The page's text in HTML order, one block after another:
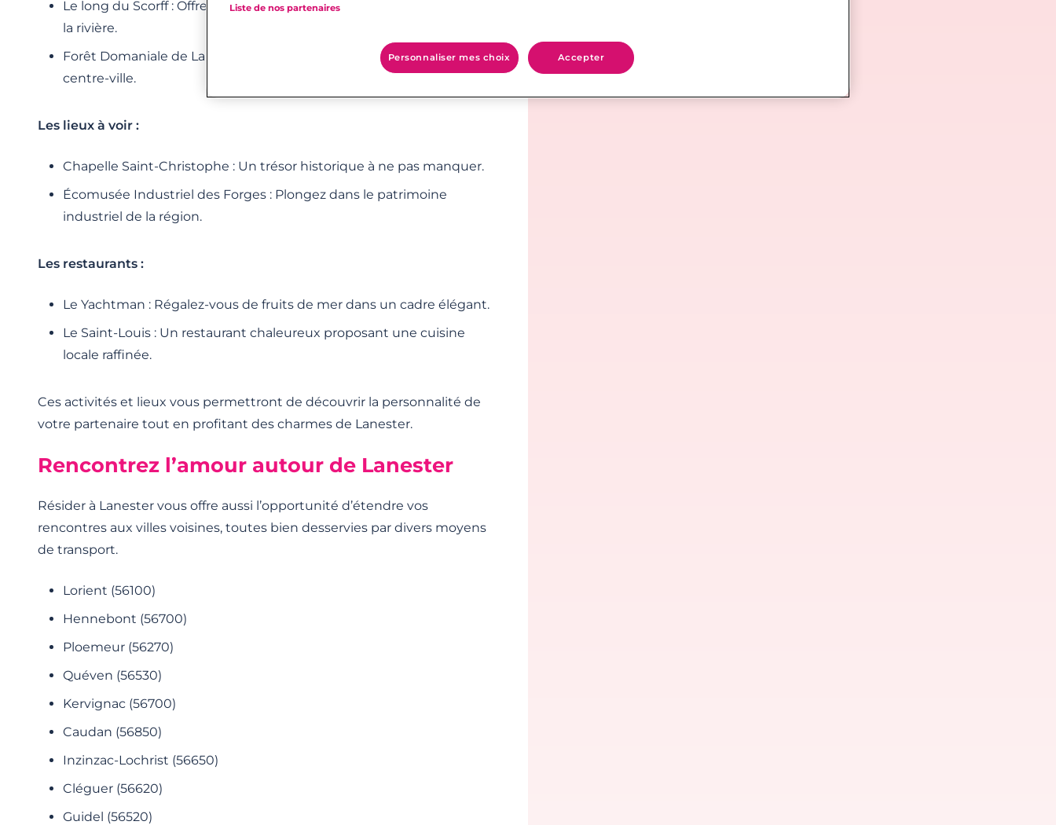
Le long du Scorff : Offrez-vous une escapade romantique au bord de
la rivière.
Forêt Domaniale de Lanester : Une évasion nature à deux pas du
centre-ville.
Les lieux à voir :
Chapelle Saint-Christophe : Un trésor historique à ne pas manquer.
Écomusée Industriel des Forges : Plongez dans le patrimoine
industriel de la région.
Les restaurants :
Le Yachtman : Régalez-vous de fruits de mer dans un cadre élégant.
Le Saint-Louis : Un restaurant chaleureux proposant une cuisine
locale raffinée.
Ces activités et lieux vous permettront de découvrir la personnalité de
votre partenaire tout en profitant des charmes de Lanester.
Rencontrez l’amour autour de Lanester
Résider à Lanester vous offre aussi l’opportunité d’étendre vos
rencontres aux villes voisines, toutes bien desservies par divers moyens
de transport.
Lorient (56100)
Hennebont (56700)
Ploemeur (56270)
Quéven (56530)
Kervignac (56700)
Caudan (56850)
Inzinzac-Lochrist (56650)
Cléguer (56620)
Guidel (56520)
Liste de nos partenaires
Personnaliser mes choix Accepter